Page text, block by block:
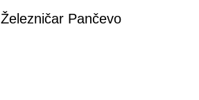
Železničar Pančevo